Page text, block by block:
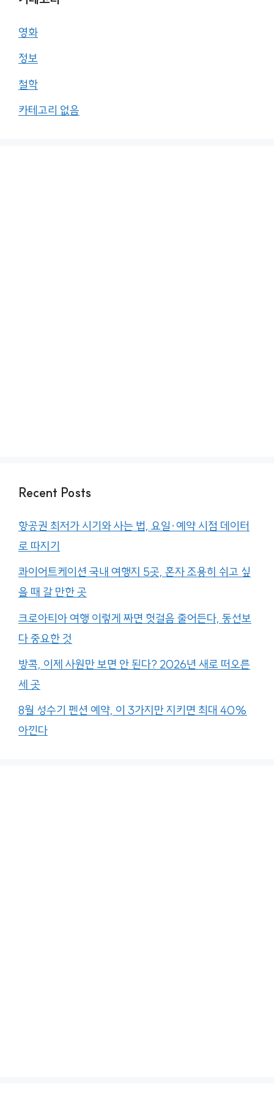
영화
정보
철학
카테고리 없음
Recent Posts
항공권 최저가 시기와 사는 법, 요일·예약 시점 데이터
로 따지기
콰이어트케이션 국내 여행지 5곳, 혼자 조용히 쉬고 싶
을 때 갈 만한 곳
크로아티아 여행 이렇게 짜면 헛걸음 줄어든다, 동선보
다 중요한 것
방콕, 이제 사원만 보면 안 된다? 2026년 새로 떠오른
세 곳
8월 성수기 펜션 예약, 이 3가지만 지키면 최대 40%
아낀다